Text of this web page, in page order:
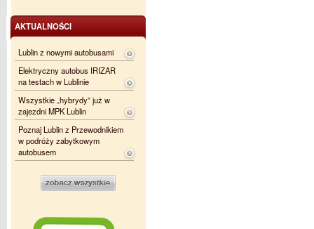
AKTUALNOŚCI
Lublin z nowymi autobusami
Elektryczny autobus IRIZAR
na testach w Lublinie
Wszystkie „hybrydy” już w
zajezdni MPK Lublin
Poznaj Lublin z Przewodnikiem
w podróży zabytkowym
autobusem